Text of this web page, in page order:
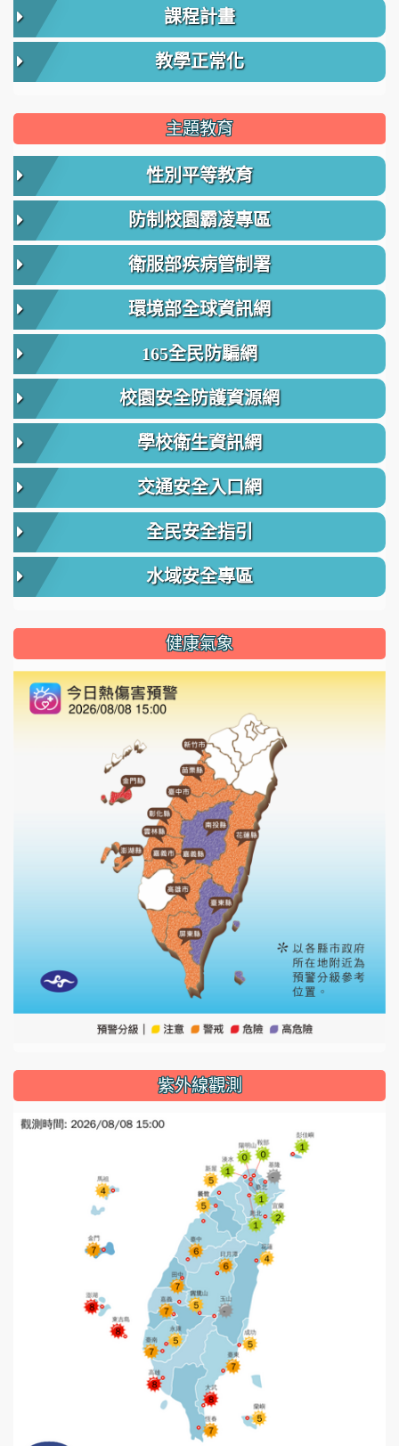
課程計畫
教學正常化
主題教育
性別平等教育
防制校園霸凌專區
衛服部疾病管制署
環境部全球資訊網
165全民防騙網
校園安全防護資源網
學校衛生資訊網
交通安全入口網
全民安全指引
水域安全專區
健康氣象
紫外線觀測